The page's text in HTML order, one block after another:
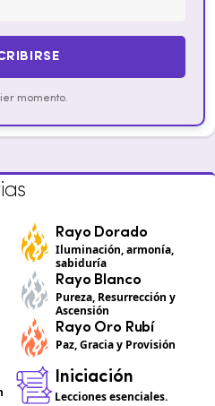
momento.
Rayo Dorado
Iluminación, armonía,
sabiduría
Rayo Blanco
Pureza, Resurrección y
Ascensión
Rayo Oro Rubí
Paz, Gracia y Provisión
Iniciación
Lecciones esenciales.